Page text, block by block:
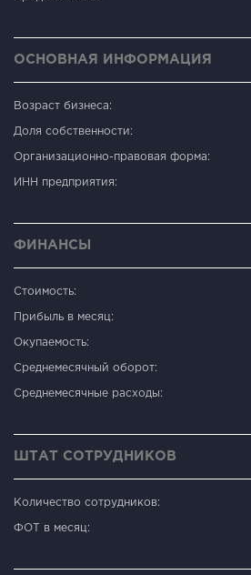
ОСНОВНАЯ ИНФОРМАЦИЯ
Возраст бизнеса:
Доля собственности:
Организационно-правовая форма:
ИНН предприятия:
ФИНАНСЫ
Стоимость:
Прибыль в месяц:
Окупаемость:
Среднемесячный оборот:
Среднемесячные расходы:
ШТАТ СОТРУДНИКОВ
Количество сотрудников:
ФОТ в месяц: